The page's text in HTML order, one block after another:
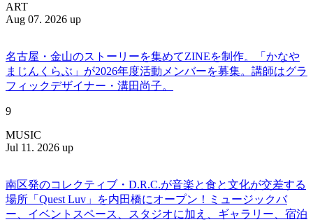
ART
Aug 07. 2026 up
名古屋・金山のストーリーを集めてZINEを制作。「かなや
まじんくらぶ」が2026年度活動メンバーを募集。講師はグラ
フィックデザイナー・溝田尚子。
9
MUSIC
Jul 11. 2026 up
南区発のコレクティブ・D.R.C.が⾳楽と⾷と⽂化が交差する
場所「Quest Luv」を内田橋にオープン！ミュージックバ
ー、イベントスペース、スタジオに加え、ギャラリー、宿泊